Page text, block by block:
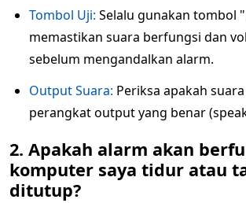
Tombol Uji: Selalu gunakan tombol
memastikan suara berfungsi dan
sebelum mengandalkan alarm.
Output Suara: Periksa apakah
perangkat output yang benar
2. Apakah alarm akan
komputer saya tidur atau
ditutup?